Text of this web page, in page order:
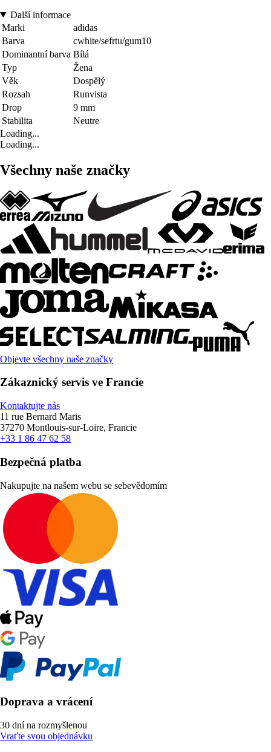
Další informace
Marki
adidas
Barva
cwhite/sefrtu/gum10
Dominantní barva Bílá
Typ
Žena
Věk
Dospělý
Rozsah
Runvista
Drop
9 mm
Stabilita
Neutre
Loading...
Loading...
Všechny naše značky
Objevte všechny naše značky
Zákaznický servis ve Francie
Kontaktujte nás
11 rue Bernard Maris
37270 Montlouis-sur-Loire, Francie
+33 1 86 47 62 58
Bezpečná platba
Nakupujte na našem webu se sebevědomím
Doprava a vrácení
30 dní na rozmyšlenou
Vraťte svou objednávku